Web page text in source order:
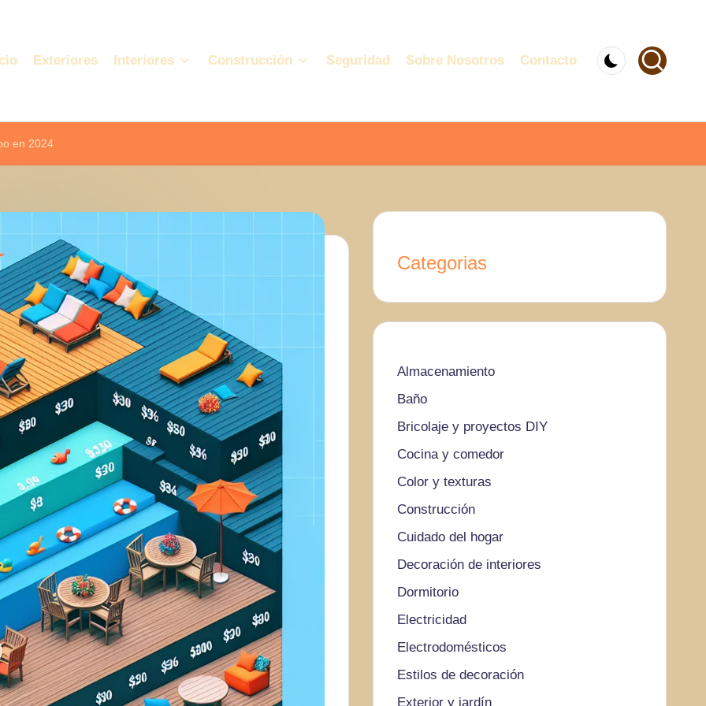
Exteriores Interiores Construcción Seguridad Sobre Nosotros Contacto
en 2024
Categorias
Almacenamiento
Baño
Bricolaje y proyectos DIY
Cocina y comedor
Color y texturas
Construcción
Cuidado del hogar
Decoración de interiores
Dormitorio
Electricidad
Electrodomésticos
Estilos de decoración
Exterior y jardín